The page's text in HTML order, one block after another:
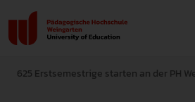
625 Erstsemestrige starten an der PH